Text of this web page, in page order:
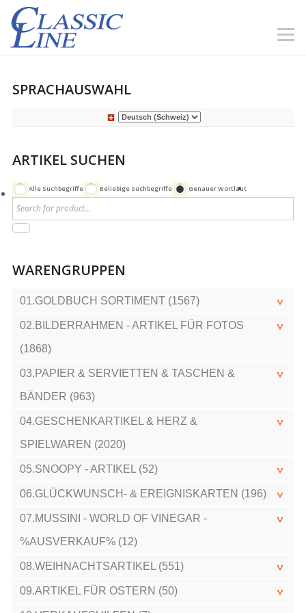
SPRACHAUSWAHL
ARTIKEL SUCHEN
Alle Suchbegriffe Beliebige Suchbegriffe Genauer Wortlaut
WARENGRUPPEN
01.GOLDBUCH SORTIMENT (1567)
02.BILDERRAHMEN - ARTIKEL FÜR FOTOS
(1868)
03.PAPIER & SERVIETTEN & TASCHEN &
BÄNDER (963)
04.GESCHENKARTIKEL & HERZ &
SPIELWAREN (2020)
05.SNOOPY - ARTIKEL (52)
06.GLÜCKWUNSCH- & EREIGNISKARTEN (196)
07.MUSSINI - WORLD OF VINEGAR -
%AUSVERKAUF% (12)
08.WEIHNACHTSARTIKEL (551)
09.ARTIKEL FÜR OSTERN (50)